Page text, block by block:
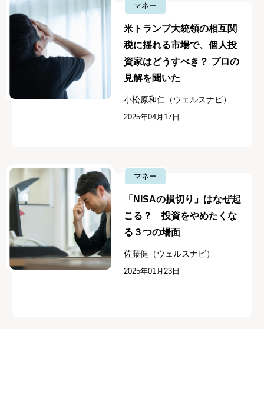
マネー
米トランプ大統領の相互関
税に揺れる市場で、個人投
資家はどうすべき？ プロの
見解を聞いた
小松原和仁（ウェルスナビ）
2025年04月17日
マネー
「NISAの損切り」はなぜ起
こる？ 投資をやめたくな
る３つの場面
佐藤健（ウェルスナビ）
2025年01月23日